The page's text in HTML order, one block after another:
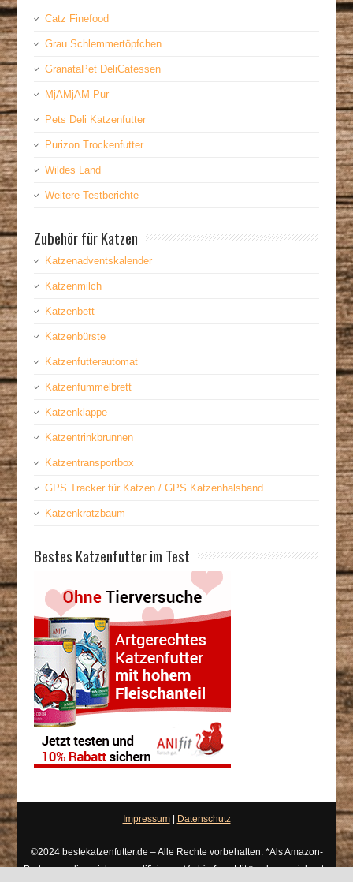
Catz Finefood
Grau Schlemmertöpfchen
GranataPet DeliCatessen
MjAMjAM Pur
Pets Deli Katzenfutter
Purizon Trockenfutter
Wildes Land
Weitere Testberichte
Zubehör für Katzen
Katzenadventskalender
Katzenmilch
Katzenbett
Katzenbürste
Katzenfutterautomat
Katzenfummelbrett
Katzenklappe
Katzentrinkbrunnen
Katzentransportbox
GPS Tracker für Katzen / GPS Katzenhalsband
Katzenkratzbaum
Bestes Katzenfutter im Test
Impressum| Datenschutz
©2024 bestekatzenfutter.de – Alle Rechte vorbehalten. *Als Amazon-
Partner verdiene ich an qualifizierten Verkäufen. Mit * gekennzeichnete